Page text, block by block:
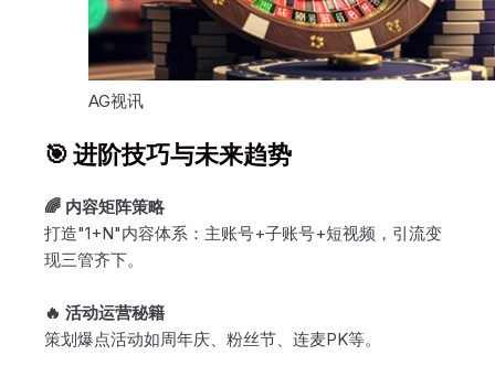
AG视讯
🎯 进阶技巧与未来趋势
🌈 内容矩阵策略
打造"1+N"内容体系：主账号+子账号+短视频，引流变
现三管齐下。
🔥 活动运营秘籍
策划爆点活动如周年庆、粉丝节、连麦PK等。